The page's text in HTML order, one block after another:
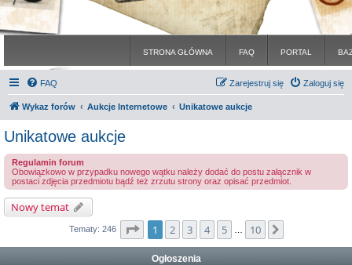
STRONA GŁÓWNA FAQ PORTAL
FAQ Zaloguj się
Zarejestruj się
Wykaz forów Aukcje Internetowe Unikatowe aukcje
Unikatowe aukcje
Regulamin forum
Obowiązkowo w przypadku nowego wątku należy dodać do postu załącznik w
postaci zdjęcia przedmiotu bądź też zrzutu strony oraz opisać przedmiot.
Nowy temat
Tematy: 246 Strona1 z10
1 2 3 4 5 10
Ogłoszenia